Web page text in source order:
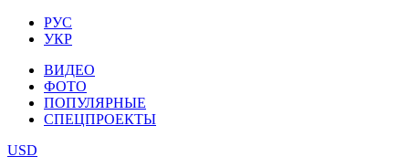
РУС
УКР
ВИДЕО
ФОТО
ПОПУЛЯРНЫЕ
СПЕЦПРОЕКТЫ
USD